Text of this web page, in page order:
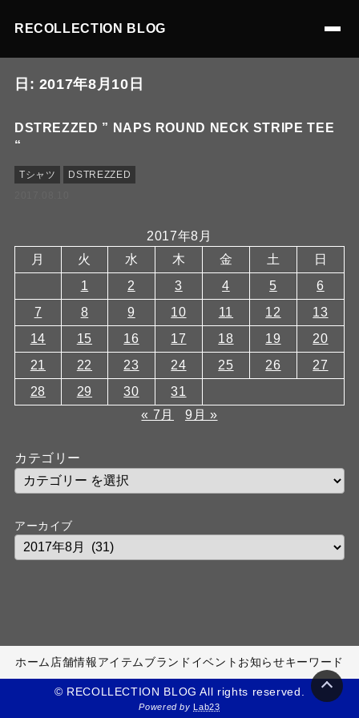
RECOLLECTION BLOG
日: 2017年8月10日
DSTREZZED ” NAPS ROUND NECK STRIPE TEE
“
Tシャツ
DSTREZZED
2017年8月
月
火 水 木 金 土
日
1
2 3 4 5
6
7
8 9 10 11 12
13
14
15 16 17 18 19
20
21
22 23 24 25 26
27
28
29 30
31
« 7月
9月 »
カテゴリー
アーカイブ
ホーム 店舗情報アイテムブランド イベント お知らせキーワード
© RECOLLECTION BLOG All rights reserved.
Powered byLab23